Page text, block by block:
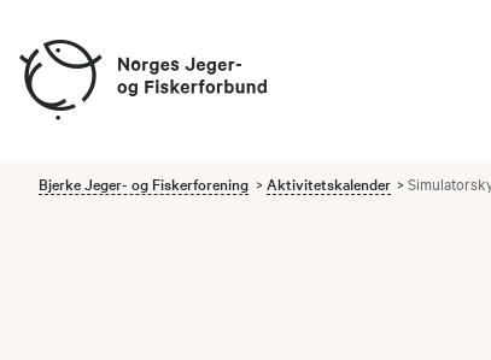
Bjerke Jeger- og Fiskerforening Aktivitetskalender